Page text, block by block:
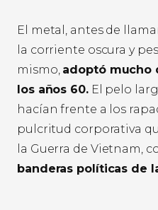
El metal, antes de
la corriente oscura y
mismo, adoptó mucho
los años 60.El pelo
hacían frente a los
pulcritud corporativa
la Guerra de Vietnam,
banderas políticas de